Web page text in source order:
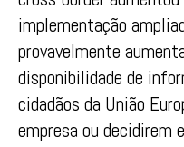
implementação
provavelmente
disponibilidade de
cidadãos da União
empresa ou decidirem